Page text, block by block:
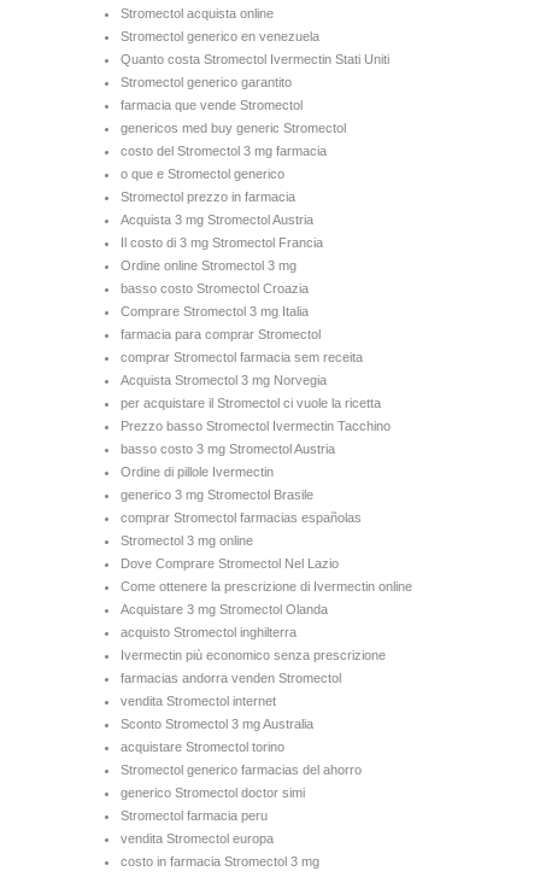
Stromectol acquista online
Stromectol generico en venezuela
Quanto costa Stromectol Ivermectin Stati Uniti
Stromectol generico garantito
farmacia que vende Stromectol
genericos med buy generic Stromectol
costo del Stromectol 3 mg farmacia
o que e Stromectol generico
Stromectol prezzo in farmacia
Acquista 3 mg Stromectol Austria
Il costo di 3 mg Stromectol Francia
Ordine online Stromectol 3 mg
basso costo Stromectol Croazia
Comprare Stromectol 3 mg Italia
farmacia para comprar Stromectol
comprar Stromectol farmacia sem receita
Acquista Stromectol 3 mg Norvegia
per acquistare il Stromectol ci vuole la ricetta
Prezzo basso Stromectol Ivermectin Tacchino
basso costo 3 mg Stromectol Austria
Ordine di pillole Ivermectin
generico 3 mg Stromectol Brasile
comprar Stromectol farmacias españolas
Stromectol 3 mg online
Dove Comprare Stromectol Nel Lazio
Come ottenere la prescrizione di Ivermectin online
Acquistare 3 mg Stromectol Olanda
acquisto Stromectol inghilterra
Ivermectin più economico senza prescrizione
farmacias andorra venden Stromectol
vendita Stromectol internet
Sconto Stromectol 3 mg Australia
acquistare Stromectol torino
Stromectol generico farmacias del ahorro
generico Stromectol doctor simi
Stromectol farmacia peru
vendita Stromectol europa
costo in farmacia Stromectol 3 mg